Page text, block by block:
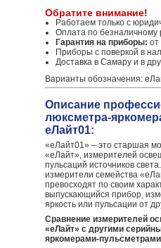
Обратите внимание!
Работаем только с
Оплата по безналичному
Гарантия на приборы: от
Приборы с поверкой в
Доставка в Самару и в
Варианты обозначения:
Описание
люксметра-
еЛайт01:
«еЛайт01» – это старшая
«еЛайт», измерителей
пульсаций источников
измерители семейства
превосходят по своим
выпускающийся прибор,
яркость или пульсации от
Сравнение измерителей
«еЛайт» с другими
яркомерами-